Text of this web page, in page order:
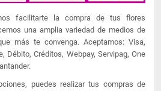
facilitarte la compra de tus flores
una amplia variedad de medios de
más te convenga. Aceptamos: Visa,
Débito, Créditos, Webpay, Servipag, One
puedes realizar tus compras de